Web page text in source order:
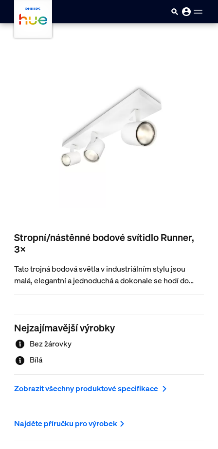
Přejít k hlavnímu obsahu
Stropní/nástěnné bodové svítidlo Runner,
3×
Tato trojná bodová světla v industriálním stylu jsou
malá, elegantní a jednoduchá a dokonale se hodí do
každého moderního interiéru. Bílé hliníkové tělo
dekorativní předmět s rotujícím světelným zdrojem.
Nejzajímavější výrobky
Bez žárovky
Bílá
Zobrazit všechny produktové specifikace
Najděte příručku pro výrobek